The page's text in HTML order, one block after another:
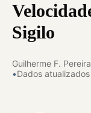
Sigilo
Guilherme F. Pereira
•Dados atualizados